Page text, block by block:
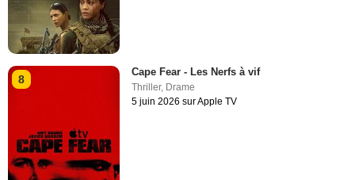
8
Cape Fear - Les Nerfs à vif
Thriller, Drame
5 juin 2026 sur Apple TV